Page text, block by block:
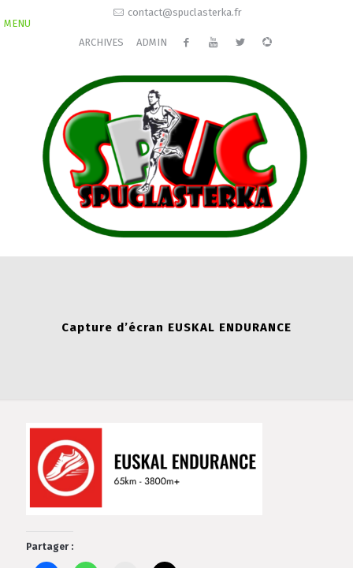
contact@spuclasterka.fr
ARCHIVES ADMIN
MENU
Capture d’écran EUSKAL ENDURANCE
Partager :